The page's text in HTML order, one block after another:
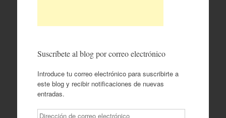
Suscríbete al blog por correo electrónico
Introduce tu correo electrónico para suscribirte a
este blog y recibir notificaciones de nuevas
entradas.
Dirección